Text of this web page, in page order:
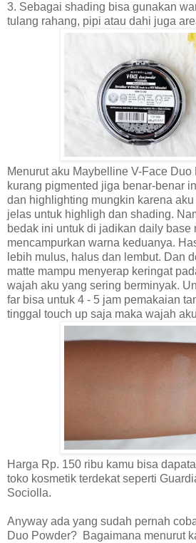
3. Sebagai shading bisa gunakan
tulang rahang, pipi atau dahi juga
Menurut aku Maybelline V-Face
kurang pigmented jiga benar-benar
dan highlighting mungkin karena
jelas untuk highligh dan shading.
bedak ini untuk di jadikan daily base
mencampurkan warna keduanya.
lebih mulus, halus dan lembut. Dan
matte mampu menyerap keringat
wajah aku yang sering berminyak.
far bisa untuk 4 - 5 jam pemakaian
tinggal touch up saja maka wajah
Harga Rp. 150 ribu kamu bisa
toko kosmetik terdekat seperti
Sociolla.
Anyway ada yang sudah pernah
Duo Powder? Bagaimana menurut